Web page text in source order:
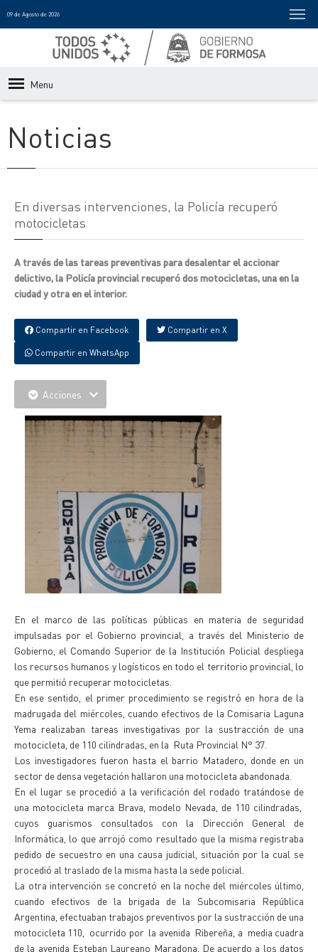
09 de Agosto de 2026
Menu
Noticias
En diversas intervenciones, la Policía recuperó
motocicletas
A través de las tareas preventivas para desalentar el accionar
delictivo, la Policía provincial recuperó dos motocicletas, una en la
ciudad y otra en el interior.
Compartir en Facebook Compartir en X
Compartir en WhatsApp
Acciones
En el marco de las políticas públicas en materia de seguridad
impulsadas por el Gobierno provincial, a través del Ministerio de
Gobierno, el Comando Superior de la Institución Policial despliega
los recursos humanos y logísticos en todo el territorio provincial, lo
que permitió recuperar motocicletas.
En ese sentido, el primer procedimiento se registró en hora de la
madrugada del miércoles, cuando efectivos de la Comisaria Laguna
Yema realizaban tareas investigativas por la sustracción de una
motocicleta, de 110 cilindradas, en la Ruta Provincial N° 37.
Los investigadores fueron hasta el barrio Matadero, donde en un
sector de densa vegetación hallaron una motocicleta abandonada.
En el lugar se procedió a la verificación del rodado tratándose de
una motocicleta marca Brava, modelo Nevada, de 110 cilindradas,
cuyos guarismos consultados con la Dirección General de
Informática, lo que arrojó como resultado que la misma registraba
pedido de secuestro en una causa judicial, situación por la cual se
procedió al traslado de la misma hasta la sede policial.
La otra intervención se concretó en la noche del miércoles último,
cuando efectivos de la brigada de la Subcomisaria República
Argentina, efectuaban trabajos preventivos por la sustracción de una
motocicleta 110, ocurrido por la avenida Ribereña, a media cuadra
de la avenida Esteban Laureano Maradona. De acuerdo a los datos